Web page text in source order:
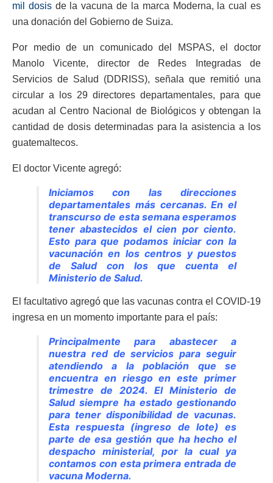
mil dosisde la vacuna de la marca Moderna, la cual es
una donación del Gobierno de Suiza.
Por medio de un comunicado del MSPAS, el doctor
Manolo Vicente, director de Redes Integradas de
Servicios de Salud (DDRISS), señala que remitió una
circular a los 29 directores departamentales, para que
acudan al Centro Nacional de Biológicos y obtengan la
cantidad de dosis determinadas para la asistencia a los
guatemaltecos.
El doctor Vicente agregó:
Iniciamos con las direcciones
departamentales más cercanas. En el
transcurso de esta semana esperamos
tener abastecidos el cien por ciento.
Esto para que podamos iniciar con la
vacunación en los centros y puestos
de Salud con los que cuenta el
Ministerio de Salud.
El facultativo agregó que las vacunas contra el COVID-19
ingresa en un momento importante para el país:
Principalmente para abastecer a
nuestra red de servicios para seguir
atendiendo a la población que se
encuentra en riesgo en este primer
trimestre de 2024. El Ministerio de
Salud siempre ha estado gestionando
para tener disponibilidad de vacunas.
Esta respuesta (ingreso de lote) es
parte de esa gestión que ha hecho el
despacho ministerial, por la cual ya
contamos con esta primera entrada de
vacuna Moderna.